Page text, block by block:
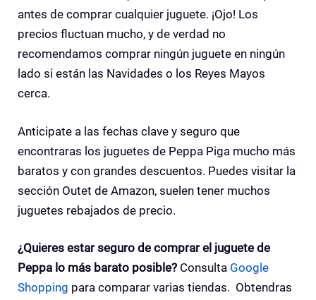
antes de comprar cualquier juguete. ¡Ojo! Los
precios fluctuan mucho, y de verdad no
recomendamos comprar ningún juguete en ningún
lado si están las Navidades o los Reyes Mayos
cerca.
Anticipate a las fechas clave y seguro que
encontraras los juguetes de Peppa Piga mucho más
baratos y con grandes descuentos. Puedes visitar la
sección Outet de Amazon, suelen tener muchos
juguetes rebajados de precio.
¿Quieres estar seguro de comprar el juguete de
Peppa lo más barato posible? Consulta Google
Shopping para comparar varias tiendas. Obtendras